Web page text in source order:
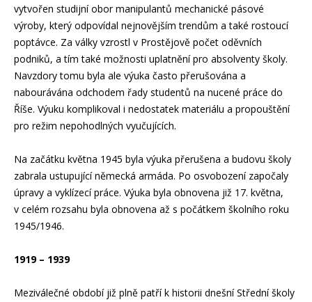
vytvořen studijní obor manipulantů mechanické pásové
výroby, který odpovídal nejnovějším trendům a také rostoucí
poptávce. Za války vzrostl v Prostějově počet oděvních
podniků, a tím také možnosti uplatnění pro absolventy školy.
Navzdory tomu byla ale výuka často přerušována a
nabourávána odchodem řady studentů na nucené práce do
Říše. Výuku komplikoval i nedostatek materiálu a propouštění
pro režim nepohodlných vyučujících.
Na začátku května 1945 byla výuka přerušena a budovu školy
zabrala ustupující německá armáda. Po osvobození započaly
úpravy a vyklízecí práce. Výuka byla obnovena již 17. května,
v celém rozsahu byla obnovena až s počátkem školního roku
1945/1946.
1919 – 1939
Meziválečné období již plně patří k historii dnešní Střední školy